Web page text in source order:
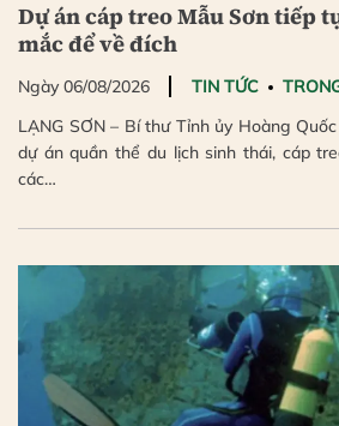
Dự án cáp treo Mẫu Sơn tiếp
mắc để về đích
Ngày 06/08/2026 TIN TỨC
LẠNG SƠN – Bí thư Tỉnh ủy Hoàng
dự án quần thể du lịch sinh thái, cáp
các…